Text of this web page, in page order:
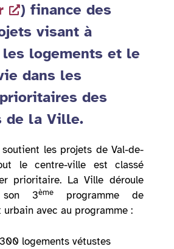
) finance des
visant à
logements et le
dans les
des
de la Ville.
les projets de Val-de-
le centre-ville est classé
prioritaire. La Ville déroule
son 3ème
programme de
urbain avec au programme :
logements vétustes